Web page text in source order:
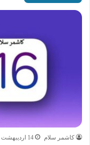
کاشمر سلام 14 اردیبهشت 1402